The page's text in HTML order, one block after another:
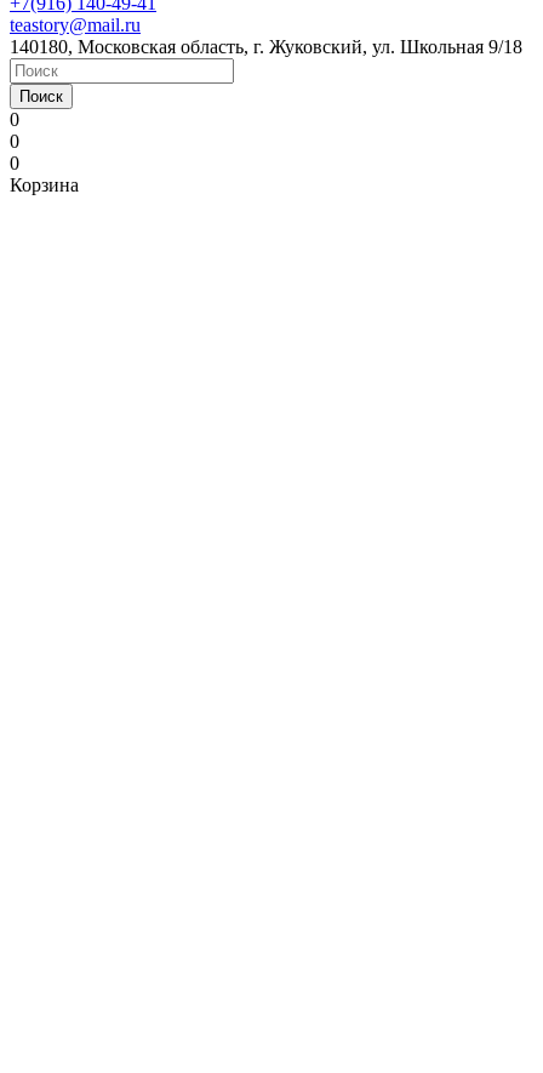
teastory@mail.ru
140180, Московская область, г. Жуковский, ул. Школьная 9/18
Поиск
0
0
0
Корзина